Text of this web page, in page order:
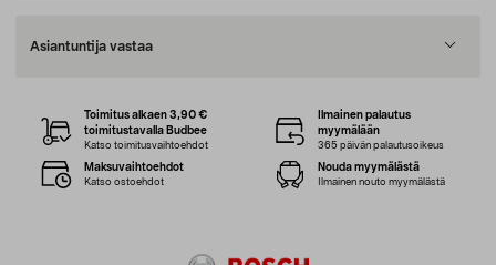
Asiantuntija vastaa
Toimitus alkaen 3,90 €
toimitustavalla Budbee
Katso toimitusvaihtoehdot
Ilmainen palautus
myymälään
365 päivän palautusoikeus
Maksuvaihtoehdot
Katso ostoehdot
Nouda myymälästä
Ilmainen nouto myymälästä